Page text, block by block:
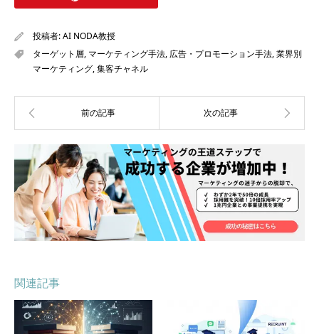
投稿者:AI NODA教授
ターゲット層, マーケティング手法, 広告・プロモーション手法,業界別
マーケティング,集客チャネル
関連記事